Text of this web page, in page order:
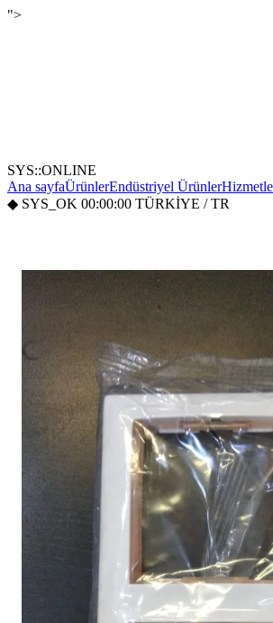
">
SYS::ONLINE
Ana sayfaÜrünlerEndüstriyel Ürünler
◆ SYS_OK 00:00:00 TÜRKİYE / TR